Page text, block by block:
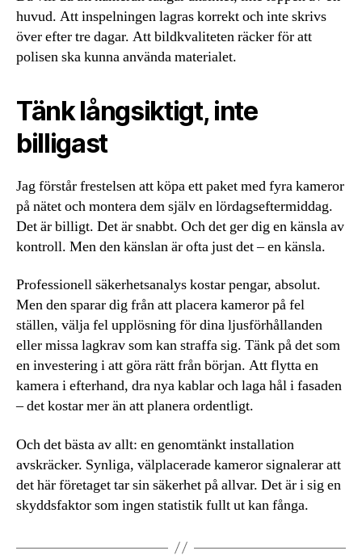
huvud. Att inspelningen lagras korrekt och inte skrivs
över efter tre dagar. Att bildkvaliteten räcker för att
polisen ska kunna använda materialet.
Tänk långsiktigt, inte
billigast
Jag förstår frestelsen att köpa ett paket med fyra kameror
på nätet och montera dem själv en lördagseftermiddag.
Det är billigt. Det är snabbt. Och det ger dig en känsla av
kontroll. Men den känslan är ofta just det – en känsla.
Professionell säkerhetsanalys kostar pengar, absolut.
Men den sparar dig från att placera kameror på fel
ställen, välja fel upplösning för dina ljusförhållanden
eller missa lagkrav som kan straffa sig. Tänk på det som
en investering i att göra rätt från början. Att flytta en
kamera i efterhand, dra nya kablar och laga hål i fasaden
– det kostar mer än att planera ordentligt.
Och det bästa av allt: en genomtänkt installation
avskräcker. Synliga, välplacerade kameror signalerar att
det här företaget tar sin säkerhet på allvar. Det är i sig en
skyddsfaktor som ingen statistik fullt ut kan fånga.